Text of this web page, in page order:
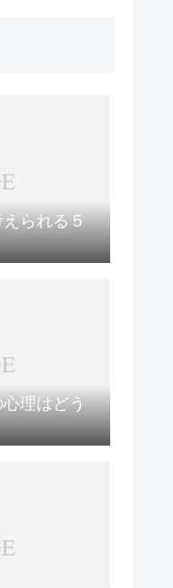
られる５
理はどう